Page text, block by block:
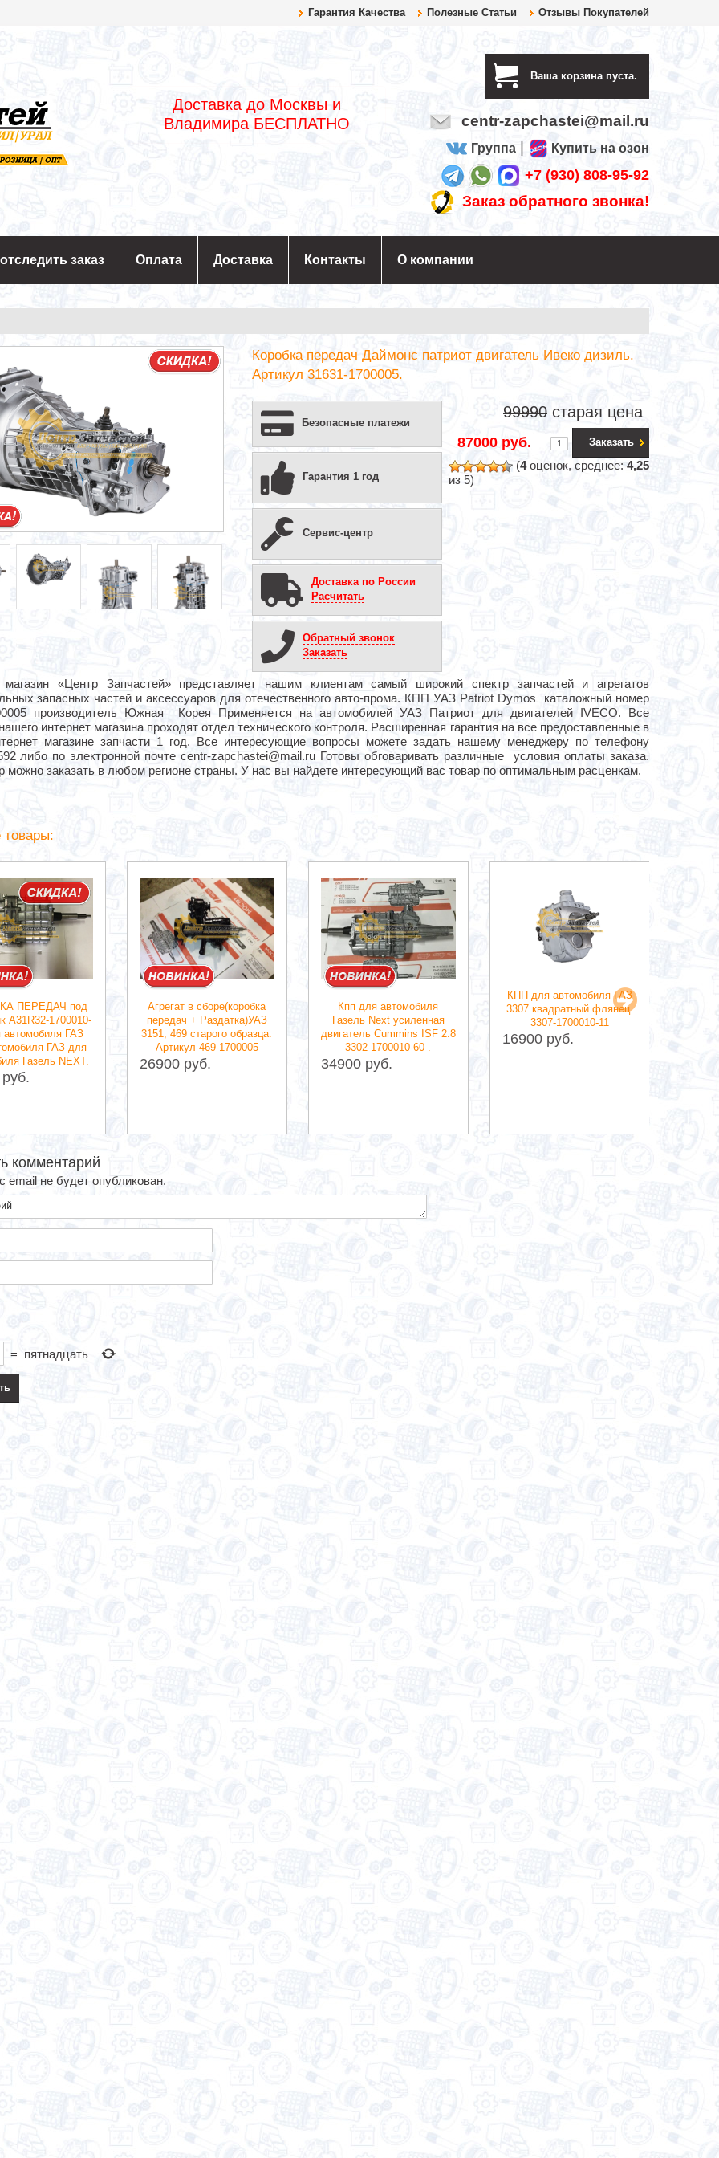
Гарантия Качества Полезные Статьи Отзывы Покупателей
Доставка до Москвы и
Владимира БЕСПЛАТНО
Ваша корзина пуста.
centr-zapchastei@mail.ru
Группа Купить на озон
+7 (930) 808-95-92
Заказ обратного звонка!
заказ Оплата Доставка Контакты О компании
Коробка передач Даймонс патриот двигатель Ивеко дизиль.
Артикул 31631-1700005.
99990 старая цена
87000 руб. Заказать
(4оценок, среднее:4,25
из 5)
Безопасные платежи
Гарантия 1 год
Сервис-центр
Доставка по России
Расчитать
Обратный звонок
Заказать
магазин «Центр Запчастей» представляет нашим клиентам самый широкий спектр запчастей и агрегатов
запасных частей и аксессуаров для отечественного авто-прома. КПП УАЗ Patriot Dymos каталожный номер
производитель Южная Корея Применяется на автомобилей УАЗ Патриот для двигателей IVECO. Все
интернет магазина проходят отдел технического контроля. Расширенная гарантия на все предоставленные в
магазине запчасти 1 год. Все интересующие вопросы можете задать нашему менеджеру по телефону
либо по электронной почте centr-zapchastei@mail.ru Готовы обговаривать различные условия оплаты заказа.
можно заказать в любом регионе страны. У нас вы найдете интересующий вас товар по оптимальным расценкам.
ПЕРЕДАЧ под
А31R32-1700010-
автомобиля ГАЗ
ГАЗ для
Газель NEXT.
Агрегат в сборе(коробка
передач + Раздатка)УАЗ
3151, 469 старого образца.
Артикул 469-1700005
26900 руб.
Кпп для автомобиля
Газель Next усиленная
двигатель Cummins ISF 2.8
3302-1700010-60 .
34900 руб.
КПП для автомобиля ГАЗ
3307 квадратный флянец.
3307-1700010-11
16900 руб.
комментарий
email не будет опубликован.
= пятнадцать